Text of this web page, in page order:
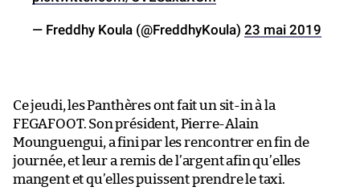
— Freddhy Koula (@FreddhyKoula) 23 mai 2019
Ce jeudi, les Panthères ont fait un sit-in à la
FEGAFOOT. Son président, Pierre-Alain
Mounguengui, a fini par les rencontrer en fin de
journée, et leur a remis de l’argent afin qu’elles
mangent et qu’elles puissent prendre le taxi.